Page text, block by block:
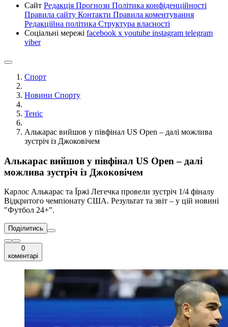
Сайт Редакція Прогнози Політика конфіденційності
Правила сайту Контакти Правила коментування
Редакційна політика Структура власності
Соціальні мережі facebook x youtube instagram telegram
viber
Спорт
Новини Спорту
Теніс
Алькарас вийшов у півфінал US Open – далі можлива
зустріч із Джоковічем
Алькарас вийшов у півфінал US Open – далі
можлива зустріч із Джоковічем
Карлос Алькарас та Їржі Легечка провели зустріч 1/4 фіналу
Відкритого чемпіонату США. Результат та звіт – у цій новині
"Футбол 24+".
Поділитись
0
коментарі